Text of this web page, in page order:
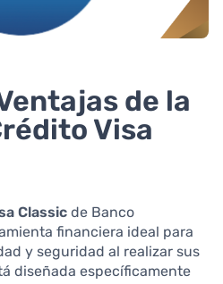
de la
Visa
Classic de Banco
financiera ideal para
y seguridad al realizar sus
diseñada específicamente